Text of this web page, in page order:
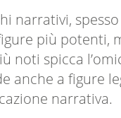
narrativi,
più
noti spicca
a figure
narrativa.